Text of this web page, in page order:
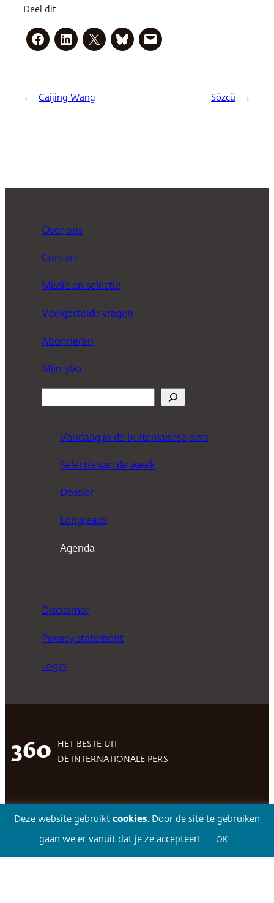
Deel dit
← Caijing Wang Sözcü →
Over ons
Contact
Missie en selectie
Veelgestelde vragen
Abonneren
Mijn 360
Vandaag in de buitenlandse pers
Selectie van de week
Dossier
Longreads
Agenda
Disclaimer
Privacy statement
Login
360
HET BESTE UIT
DE INTERNATIONALE PERS
Volg 360Facebook LinkedIn Twitter
Deze website gebruikt cookies. Door de site te gebruiken
gaan we er vanuit dat je ze accepteert. OK